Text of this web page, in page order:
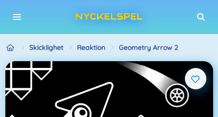
Skicklighet Reaktion Geometry Arrow 2